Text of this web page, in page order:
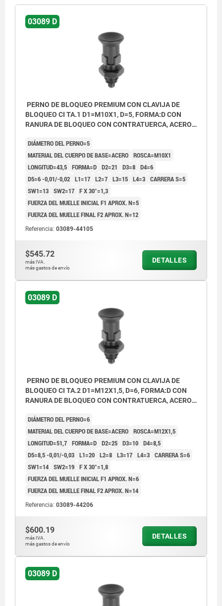
03089 D
PERNO DE BLOQUEO PREMIUM CON CLAVIJA DE
BLOQUEO CI TA.1 D1=M10X1, D=5, FORMA:D CON
RANURA DE BLOQUEO CON CONTRATUERCA, ACERO
COMP:TERMOPLÁSTICO GRIS ANTRACITA RAL7021
DIÁMETRO DEL PERNO=5
MATERIAL DEL CUERPO DE BASE=ACERO ROSCA=M10X1
LONGITUD=43,5 FORMA=D D2=21 D3=8 D4=6
D5=6 -0,01/-0,02 L1=17 L2=7 L3=15 L4=3 CARRERA S=5
SW1=13 SW2=17 F X 30°=1,3
FUERZA DEL MUELLE INICIAL F1 APROX. N=5
FUERZA DEL MUELLE FINAL F2 APROX. N=12
Referencia: 03089-44105
$545.72
más IVA.
más gastos de envío
DETALLES
03089 D
PERNO DE BLOQUEO PREMIUM CON CLAVIJA DE
BLOQUEO CI TA.2 D1=M12X1,5, D=6, FORMA:D CON
RANURA DE BLOQUEO CON CONTRATUERCA, ACERO
COMP:TERMOPLÁSTICO GRIS ANTRACITA RAL7021
DIÁMETRO DEL PERNO=6
MATERIAL DEL CUERPO DE BASE=ACERO ROSCA=M12X1,5
LONGITUD=51,7 FORMA=D D2=25 D3=10 D4=8,5
D5=8,5 -0,01/-0,03 L1=20 L2=8 L3=17 L4=3 CARRERA S=6
SW1=14 SW2=19 F X 30°=1,8
FUERZA DEL MUELLE INICIAL F1 APROX. N=6
FUERZA DEL MUELLE FINAL F2 APROX. N=14
Referencia: 03089-44206
$600.19
más IVA.
más gastos de envío
DETALLES
03089 D